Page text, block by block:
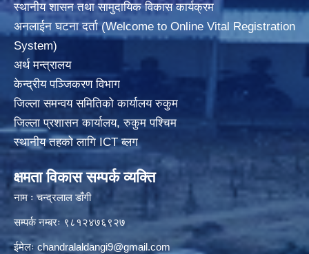
स्थानीय शासन तथा सामुदायिक विकास कार्यक्रम
अनलाईन घटना दर्ता (Welcome to Online Vital Registration
System)
अर्थ मन्त्रालय
केन्द्रीय पञ्जिकरण विभाग
जिल्ला समन्वय समितिको कार्यालय रुकुम
जिल्ला प्रशासन कार्यालय, रुकुम पश्चिम
स्थानीय तहको लागि ICT ब्लग
क्षमता विकास सम्पर्क व्यक्ति
नाम ः चन्द्रलाल डाँगी
सम्पर्क नम्बरः ९८१२४७६९२७
ईमेलः chandralaldangi9@gmail.com